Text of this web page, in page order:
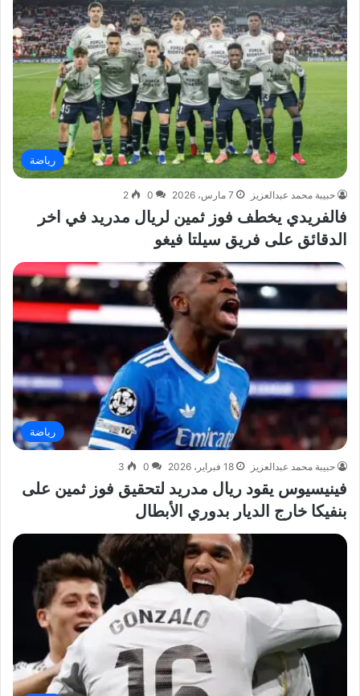
رياضة
حبيبة محمد عبدالعزيز 7 مارس، 2026 0
2
فالفريدي يخطف فوز ثمين لريال مدريد في اخر
الدقائق على فريق سيلتا فيغو
رياضة
حبيبة محمد عبدالعزيز 18 فبراير، 2026 0
3
فينيسيوس يقود ريال مدريد لتحقيق فوز ثمين على
بنفيكا خارج الديار بدوري الأبطال